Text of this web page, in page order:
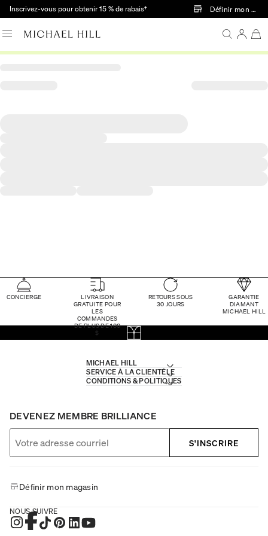
Passer au contenu principal
Inscrivez-vous pour obtenir 15 % de rabais† Définir mon
CONCIERGE
LIVRAISON
GRATUITE POUR
LES
COMMANDES
DE PLUS DE 100
$
RETOURS SOUS
30 JOURS
GARANTIE
DIAMANT
MICHAEL HILL
MICHAEL HILL
SERVICE À LA CLIENTÈLE
CONDITIONS & POLITIQUES
DEVENEZ MEMBRE BRILLIANCE
S'INSCRIRE
Définir mon magasin
NOUS SUIVRE